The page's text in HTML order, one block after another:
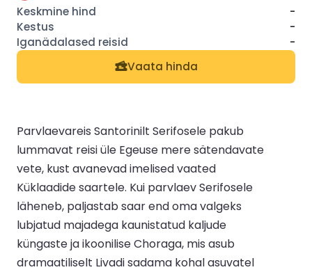
-
-
-
Vaata hinda
Parvlaevareis Santorinilt Serifosele pakub
lummavat reisi üle Egeuse mere sätendavate
vete, kust avanevad imelised vaated
Küklaadide saartele. Kui parvlaev Serifosele
läheneb, paljastab saar end oma valgeks
lubjatud majadega kaunistatud kaljude
küngaste ja ikoonilise Choraga, mis asub
dramaatiliselt Livadi sadama kohal asuvatel